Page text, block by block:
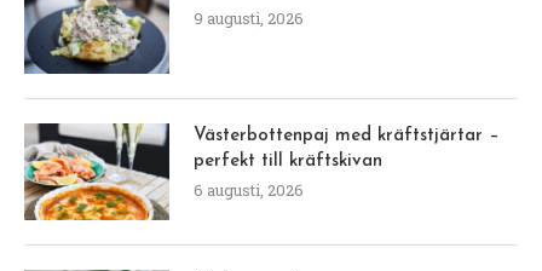
9 augusti, 2026
Västerbottenpaj med kräftstjärtar –
perfekt till kräftskivan
6 augusti, 2026